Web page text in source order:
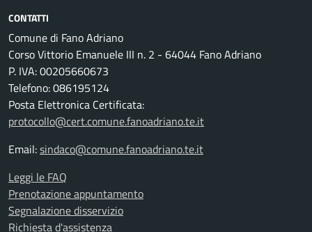
CONTATTI
Comune di Fano Adriano
Corso Vittorio Emanuele III n. 2 - 64044 Fano Adriano
P. IVA: 00205660673
Telefono: 086195124
Posta Elettronica Certificata:
protocollo@cert.comune.fanoadriano.te.it
Email:sindaco@comune.fanoadriano.te.it
Leggi le FAQ
Prenotazione appuntamento
Segnalazione disservizio
Richiesta d'assistenza